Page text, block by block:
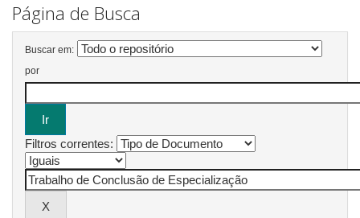
Página de Busca
Buscar em:
por
Filtros correntes: